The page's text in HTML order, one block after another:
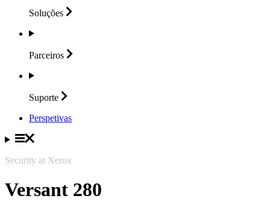
Soluções
Parceiros
Suporte
Perspetivas
Security at Xerox
Versant 280